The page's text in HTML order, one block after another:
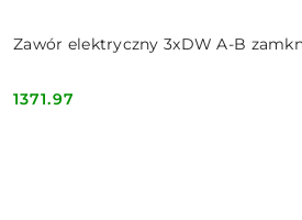
Zawór elektryczny 3xDW A-B
Cena:
1371.97